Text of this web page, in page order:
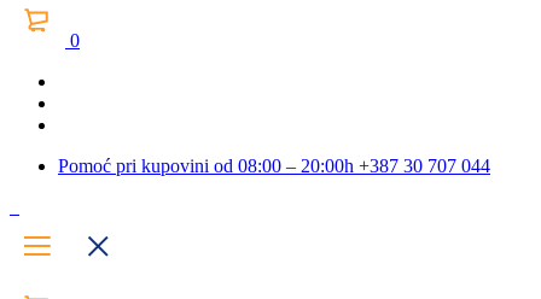
0
Pomoć pri kupovini od 08:00 – 20:00h +387 30 707 044